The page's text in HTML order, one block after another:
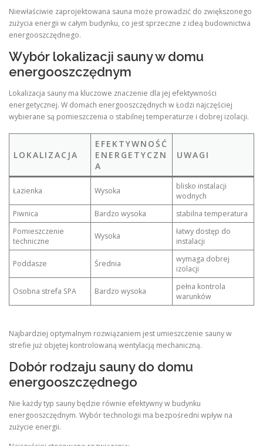
Niewłaściwie zaprojektowana sauna może prowadzić do zwiększonego
zużycia energii w całym budynku, co jest sprzeczne z ideą budownictwa
energooszczędnego.
Wybór lokalizacji sauny w domu
energooszczędnym
Lokalizacja sauny ma kluczowe znaczenie dla jej efektywności
energetycznej. W domach energooszczędnych w Łodzi najczęściej
wybierane są pomieszczenia o stabilnej temperaturze i dobrej izolacji.
LOKALIZACJA
EFEKTYWNOŚĆ
ENERGETYCZN
A
UWAGI
Łazienka Wysoka
blisko instalacji
wodnych
Piwnica
Bardzo wysoka
stabilna temperatura
Pomieszczenie
techniczne
Wysoka
łatwy dostęp do
instalacji
Poddasze Średnia
wymaga dobrej
izolacji
Osobna strefa SPA Bardzo wysoka
pełna kontrola
warunków
Najbardziej optymalnym rozwiązaniem jest umieszczenie sauny w
strefie już objętej kontrolowaną wentylacją mechaniczną.
Dobór rodzaju sauny do domu
energooszczędnego
Nie każdy typ sauny będzie równie efektywny w budynku
energooszczędnym. Wybór technologii ma bezpośredni wpływ na
zużycie energii.